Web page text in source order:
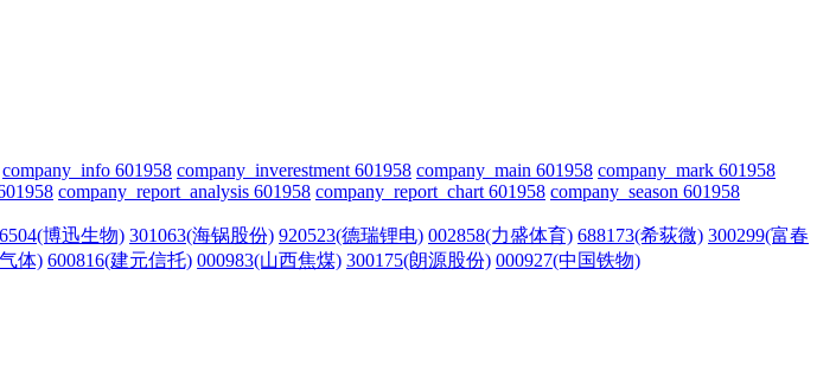
company_info 601958 company_inverestment 601958 company_main 601958 company_mark 601958
company_report_analysis 601958 company_report_chart 601958 company_season 601958
博迅生物) 301063(海锅股份) 920523(德瑞锂电) 002858(力盛体育) 688173(希荻微) 300299(富春
体) 600816(建元信托) 000983(山西焦煤) 300175(朗源股份) 000927(中国铁物)